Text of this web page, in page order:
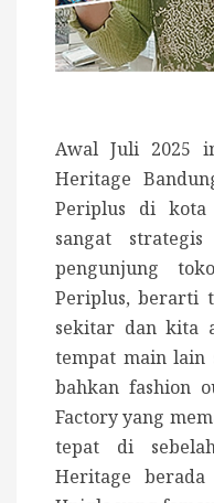
Awal Juli 2025
Heritage
Periplus di kota
sangat
pengunjung
Periplus, berarti
sekitar dan kita
tempat main lain
bahkan fashion
Factory yang
tepat di
Heritage